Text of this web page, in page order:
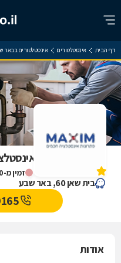
דף הבית אינסטלטורים אינסטלטורים בבאר
זמין מ-9:00
מקסים פתרונות
בית שאן 60, באר שבע
אודות